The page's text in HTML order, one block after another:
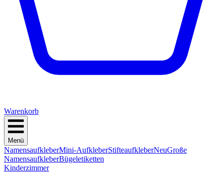
Warenkorb
Menü
NamensaufkleberMini-AufkleberStifteaufkleberNeuGroße
NamensaufkleberBügeletiketten
Kinderzimmer